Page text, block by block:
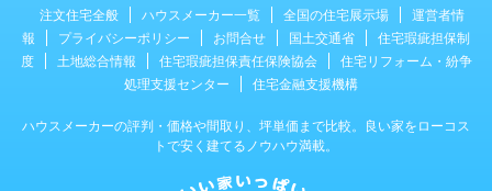
注文住宅全般 ハウスメーカー一覧 全国の住宅展示場
運営者情
報
プライバシーポリシー お問合せ 国土交通省
住宅瑕疵担保制
度
土地総合情報 住宅瑕疵担保責任保険協会
住宅リフォーム・紛争
処理支援センター
住宅金融支援機構
ハウスメーカーの評判・価格や間取り、坪単価まで比較。良い家をローコス
トで安く建てるノウハウ満載。